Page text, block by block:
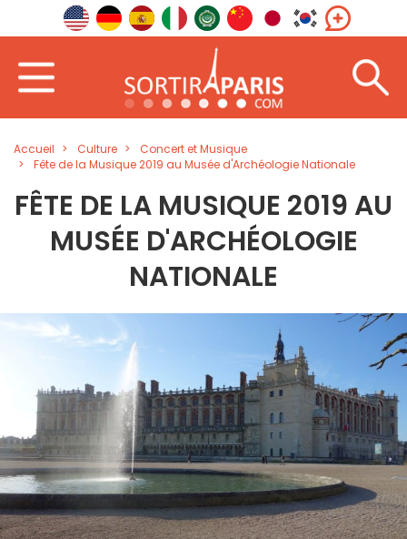
Accueil Culture
Concert et Musique
Fête de la Musique 2019 au Musée d'Archéologie Nationale
FÊTE DE LA MUSIQUE 2019 AU
MUSÉE D'ARCHÉOLOGIE
NATIONALE